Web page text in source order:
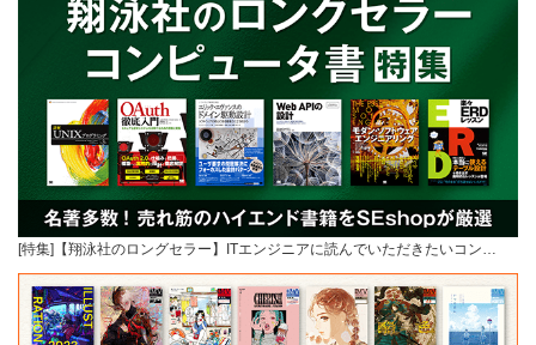
[特集]【翔泳社のロングセラー】ITエンジニアに読んでいただきたいコン…